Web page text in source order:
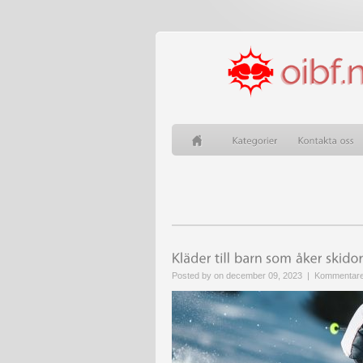
Posted by on december 09, 2023 |